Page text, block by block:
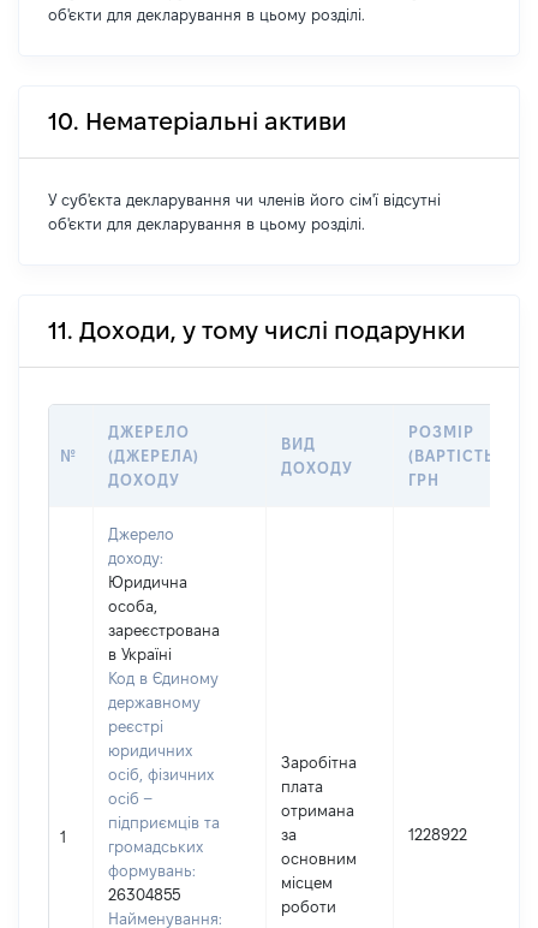
об'єкти для декларування в цьому розділі.
10. Нематеріальні активи
У суб'єкта декларування чи членів його сім'ї відсутні
об'єкти для декларування в цьому розділі.
11. Доходи, у тому числі подарунки
№
ДЖЕРЕЛО
(ДЖЕРЕЛА)
ДОХОДУ
ВИД
ДОХОДУ
РОЗМІР
(ВАРТІСТЬ),
ГРН
1
Джерело
доходу:
Юридична
особа,
зареєстрована
в Україні
Код в Єдиному
державному
реєстрі
юридичних
осіб, фізичних
осіб –
підприємців та
громадських
формувань:
26304855
Найменування:
Заробітна
плата
отримана
за
основним
місцем
роботи
1228922